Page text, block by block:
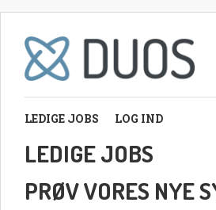
LEDIGE JOBS LOG IND
LEDIGE JOBS
PRØV VORES NYE